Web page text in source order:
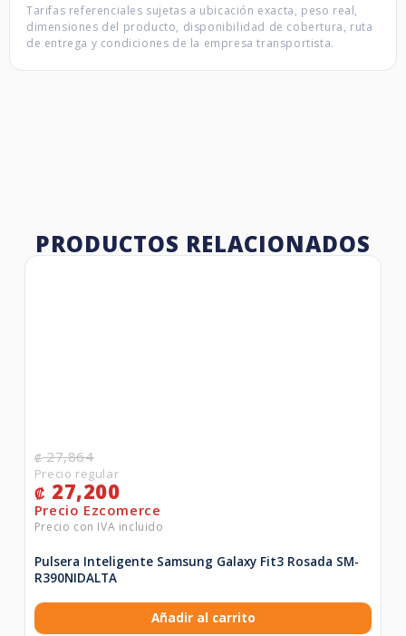
Tarifas referenciales sujetas a ubicación exacta, peso real,
dimensiones del producto, disponibilidad de cobertura, ruta
de entrega y condiciones de la empresa transportista.
PRODUCTOS RELACIONADOS
₡27,864
₡ 27,200
Pulsera Inteligente Samsung Galaxy Fit3 Rosada SM-
R390NIDALTA
Añadir al carrito